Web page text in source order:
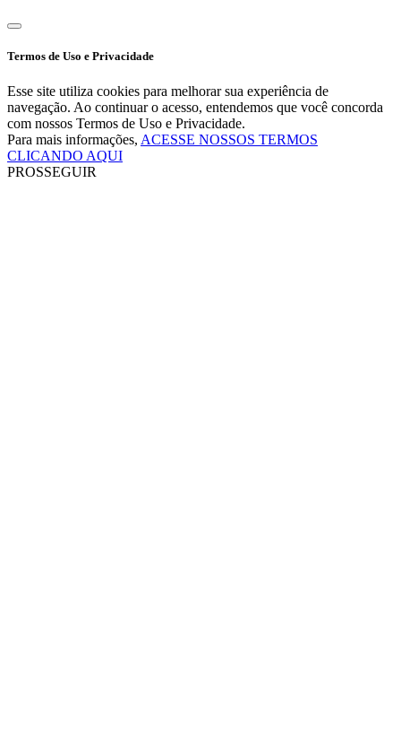
Termos de Uso e Privacidade
Esse site utiliza cookies para melhorar sua experiência de
navegação. Ao continuar o acesso, entendemos que você concorda
com nossos Termos de Uso e Privacidade.
Para mais informações, ACESSE NOSSOS TERMOS
CLICANDO AQUI
PROSSEGUIR